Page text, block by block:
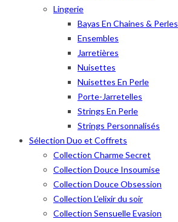
Lingerie
Bayas En Chaines & Perles
Ensembles
Jarretières
Nuisettes
Nuisettes En Perle
Porte-Jarretelles
Strings En Perle
Strings Personnalisés
Sélection Duo et Coffrets
Collection Charme Secret
Collection Douce Insoumise
Collection Douce Obsession
Collection L’elixir du soir
Collection Sensuelle Evasion